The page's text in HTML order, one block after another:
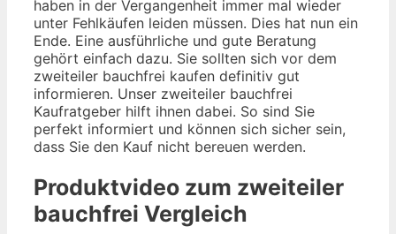
haben in der Vergangenheit immer mal wieder
unter Fehlkäufen leiden müssen. Dies hat nun ein
Ende. Eine ausführliche und gute Beratung
gehört einfach dazu. Sie sollten sich vor dem
zweiteiler bauchfrei kaufen definitiv gut
informieren. Unser zweiteiler bauchfrei
Kaufratgeber hilft ihnen dabei. So sind Sie
perfekt informiert und können sich sicher sein,
dass Sie den Kauf nicht bereuen werden.
Produktvideo zum zweiteiler
bauchfrei Vergleich